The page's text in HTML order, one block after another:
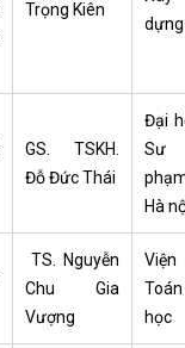
Trọng Kiên
dựng
GS. TSKH.
Đỗ Đức Thái
Đại
Sư
Hà
TS. Nguyễn
Chu Gia
Vượng
Viện
Toán
học